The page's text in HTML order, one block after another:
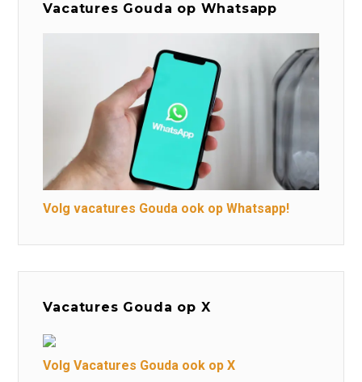
Vacatures Gouda op Whatsapp
Volg vacatures Gouda ook op Whatsapp!
Vacatures Gouda op X
Volg Vacatures Gouda ook op X